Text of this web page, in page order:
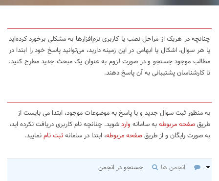
چنانچه در هریک از مراحل نصب یا کاربری نرم‌افزارها به مشکلی برخورد کرده‌اید
یا هر سوال، اشکال یا ابهامی در این زمینه دارید، می‌توانید پاسخ خود را ابتدا در
مطالب موجود جستجو و در صورت لزوم به عنوان یک مبحث جدید مطرح کنید،
تا کارشناسان پشتیبانی به آن پاسخ دهند.
به منظور ثبت سوال جدید و یا پاسخ به موضوعات موجود، ابتدا می بایست از
طریقصفحه مربوطهبه سامانه واردشوید. چنانچه نام کاربری دریافت نکرده اید،
به صورت رایگان و از طریقصفحه مربوطه، ابتدا در سامانهثبت نامنمایید.
انجمن ها
جستجو در انجمن